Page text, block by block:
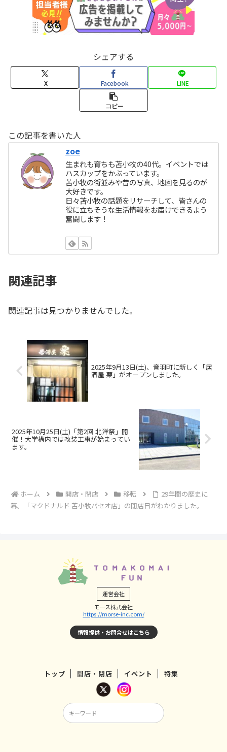
シェアする
X Facebook LINE
コピー
この記事を書いた人
zoe
生まれも育ちも苫小牧の40代。イベントでは
ハスカップをかぶっています。
苫小牧の街並みや昔の写真、地図を見るのが
大好きです。
日々苫小牧の話題をリサーチして、皆さんの
役に立ちそうな生活情報をお届けできるよう
奮闘します！
関連記事
関連記事は見つかりませんでした。
2025年9月13日(土)、音羽町に新しく「居
酒屋 栗」がオープンしました。
2025年10月25日(土)「第2回 北洋祭」開
催！大学構内では改装工事が始まってい
ます。
ホーム 開店・閉店 移転
29年間の歴史に
幕。「マクドナルド 苫小牧パセオ店」の閉店日がわかりました。
運営会社
モース株式会社
https://morse-inc.com/
情報提供・お問合せはこちら
トップ 開店・閉店 イベント 特集